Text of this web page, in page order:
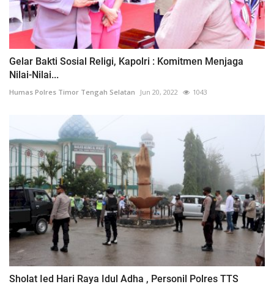
Gelar Bakti Sosial Religi, Kapolri : Komitmen Menjaga
Nilai-Nilai...
Humas Polres Timor Tengah Selatan Jun 20, 2022 1043
Sholat Ied Hari Raya Idul Adha , Personil Polres TTS